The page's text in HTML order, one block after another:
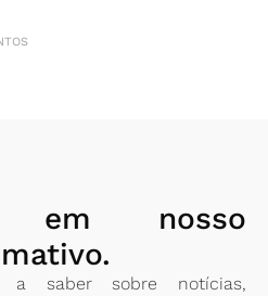
em nosso
a saber sobre notícias,